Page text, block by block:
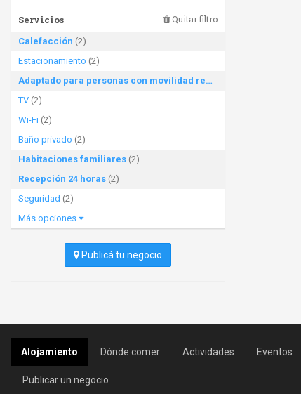
Servicios Quitar filtro
Calefacción (2)
Estacionamiento (2)
Adaptado para personas con movilidad reducida
TV (2)
Wi-Fi (2)
Baño privado (2)
Habitaciones familiares (2)
Recepción 24 horas (2)
Seguridad (2)
Más opciones
Publicá tu negocio
Alojamiento Dónde comer Actividades Eventos
Publicar un negocio